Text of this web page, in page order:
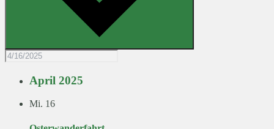
April 2025
Mi. 16